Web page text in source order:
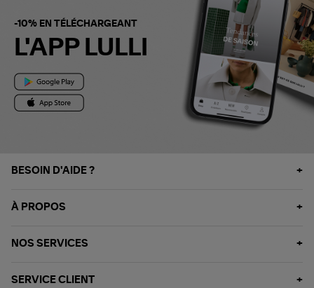
-10% EN TÉLÉCHARGEANT
L'APP LULLI
BESOIN D'AIDE ?
À PROPOS
NOS SERVICES
SERVICE CLIENT